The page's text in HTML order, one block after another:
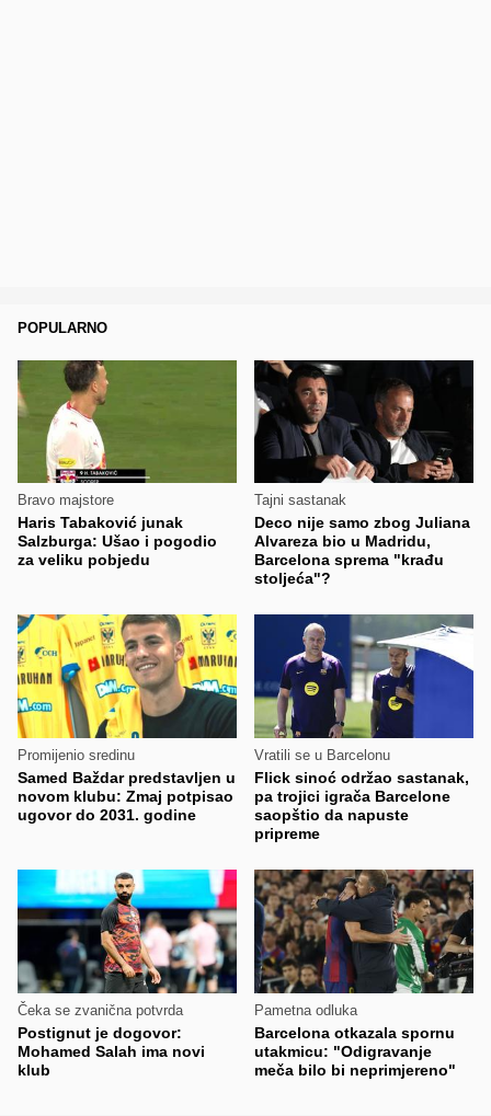
POPULARNO
Bravo majstore
Haris Tabaković junak
Salzburga: Ušao i pogodio
za veliku pobjedu
Tajni sastanak
Deco nije samo zbog Juliana
Alvareza bio u Madridu,
Barcelona sprema "krađu
stoljeća"?
Promijenio sredinu
Samed Baždar predstavljen u
novom klubu: Zmaj potpisao
ugovor do 2031. godine
Vratili se u Barcelonu
Flick sinoć održao sastanak,
pa trojici igrača Barcelone
saopštio da napuste
pripreme
Čeka se zvanična potvrda
Postignut je dogovor:
Mohamed Salah ima novi
klub
Pametna odluka
Barcelona otkazala spornu
utakmicu: "Odigravanje
meča bilo bi neprimjereno"